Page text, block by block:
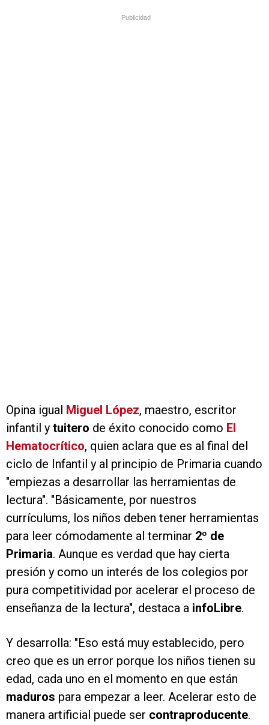
Publicidad
Opina igual Miguel López, maestro, escritor
infantil y tuitero de éxito conocido como El
Hematocrítico, quien aclara que es al final del
ciclo de Infantil y al principio de Primaria cuando
"empiezas a desarrollar las herramientas de
lectura". "Básicamente, por nuestros
currículums, los niños deben tener herramientas
para leer cómodamente al terminar 2º de
Primaria. Aunque es verdad que hay cierta
presión y como un interés de los colegios por
pura competitividad por acelerar el proceso de
enseñanza de la lectura", destaca a infoLibre.
Y desarrolla: "Eso está muy establecido, pero
creo que es un error porque los niños tienen su
edad, cada uno en el momento en que están
maduros para empezar a leer. Acelerar esto de
manera artificial puede ser contraproducente.